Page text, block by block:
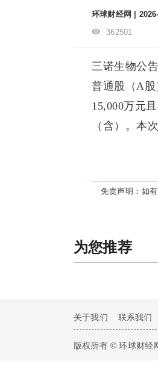
环球财经网 |
362501
三诺生物公
普通股（A
15,000万元
（含）。本
免责声明： 如
为您推荐
关于我们 联系我们
版权所有 © 环球财经